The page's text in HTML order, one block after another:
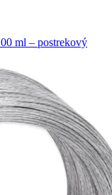
ml – postrekový